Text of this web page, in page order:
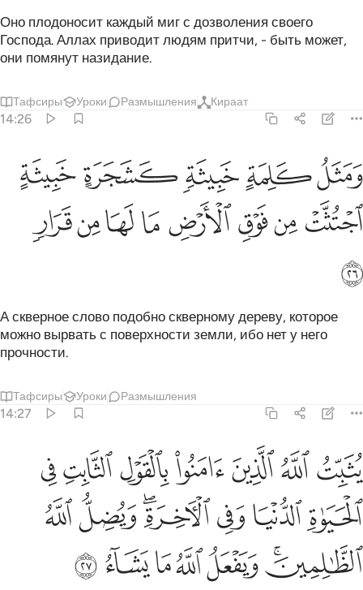
Оно плодоносит каждый миг с дозволения своего
Господа. Аллах приводит людям притчи, - быть может,
они помянут назидание.
Тафсиры Уроки Размышления Кираат
14:26
ومثل كلمة خبيثة كشجرة خبيثة اجتثت من فوق الارض ما لها من قرار ٢٦
وَمَثَلُ كَلِمَةٍ خَبِيثَةٍۢ كَشَجَرَةٍ خَبِيثَةٍ ٱجْتُثَّتْ مِن فَوْقِ ٱلْأَرْضِ مَا لَهَا مِن
ﱏﱐﱑﱒﱓ
ﱔﱕﱖﱗﱘﱙﱚﱛ
ﱜ
А скверное слово подобно скверному дереву, которое
можно вырвать с поверхности земли, ибо нет у него
прочности.
Тафсиры Уроки Размышления
14:27
يثبت الله الذين امنوا بالقول الثابت في الحياة الدنيا وفي الاخرة ويضل
يُثَبِّتُ ٱللَّهُ ٱلَّذِينَ ءَامَنُوا۟ بِٱلْقَوْلِ ٱلثَّابِتِ فِى ٱلْحَيَوٰةِ ٱلدُّنْيَا وَفِى
ﱝﱞﱟﱠﱡﱢﱣ
ﱤﱥﱦﱧﱨﱩﱪ
ﱫﱬﱭﱮﱯﱰﱱ